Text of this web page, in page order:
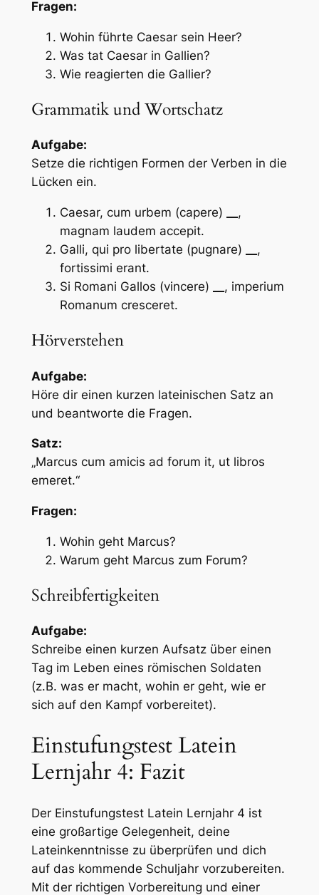
Fragen:
Wohin führte Caesar sein Heer?
Was tat Caesar in Gallien?
Wie reagierten die Gallier?
Grammatik und Wortschatz
Aufgabe:
Setze die richtigen Formen der Verben in die
Lücken ein.
Caesar, cum urbem (capere)
,
magnam laudem accepit.
Galli, qui pro libertate (pugnare)
,
fortissimi erant.
Si Romani Gallos (vincere)
, imperium
Romanum cresceret.
Hörverstehen
Aufgabe:
Höre dir einen kurzen lateinischen Satz an
und beantworte die Fragen.
Satz:
„Marcus cum amicis ad forum it, ut libros
emeret.“
Fragen:
Wohin geht Marcus?
Warum geht Marcus zum Forum?
Schreibfertigkeiten
Aufgabe:
Schreibe einen kurzen Aufsatz über einen
Tag im Leben eines römischen Soldaten
(z.B. was er macht, wohin er geht, wie er
sich auf den Kampf vorbereitet).
Einstufungstest Latein
Lernjahr 4: Fazit
Der Einstufungstest Latein Lernjahr 4 ist
eine großartige Gelegenheit, deine
Lateinkenntnisse zu überprüfen und dich
auf das kommende Schuljahr vorzubereiten.
Mit der richtigen Vorbereitung und einer